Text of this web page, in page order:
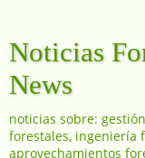
Noticias
News
noticias sobre:
forestales, ingeniería
aprovechamientos